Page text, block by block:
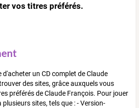
vos titres préférés.
d'acheter un CD complet de Claude
des sites, grâce auxquels vous
préférés de Claude François. Pour jouer
plusieurs sites, tels que : - Version-